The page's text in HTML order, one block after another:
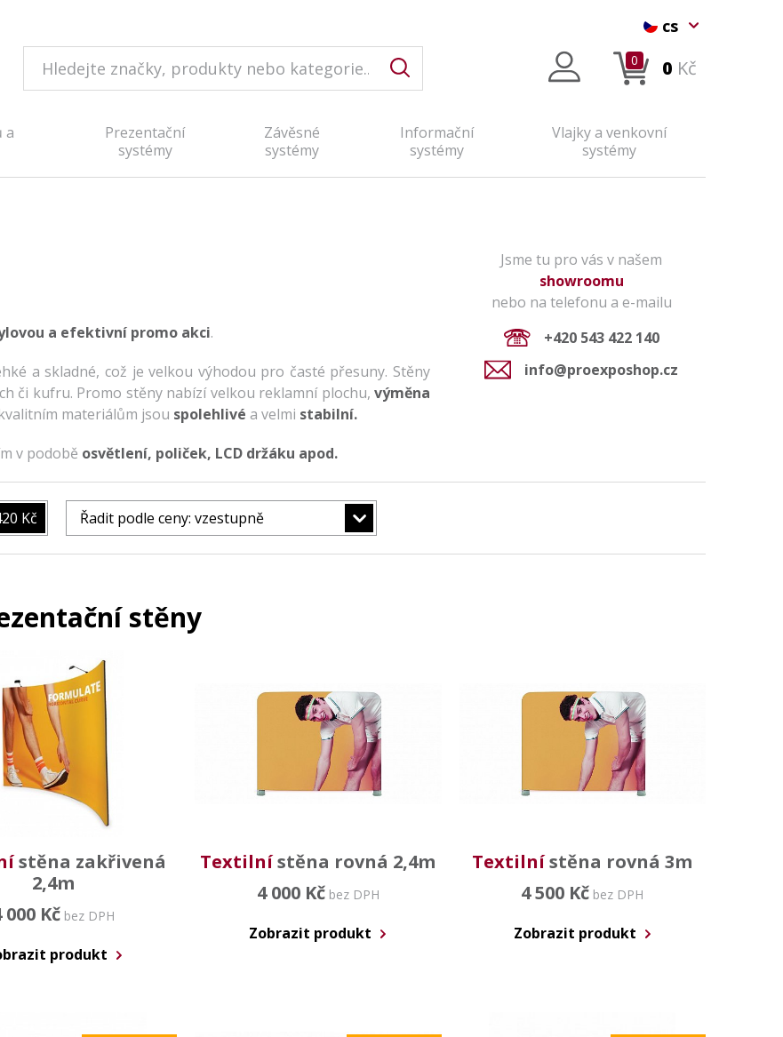
0 0 Kč
cs
a
Prezentační
systémy
Závěsné
systémy
Informační
systémy
Vlajky a venkovní
systémy
a efektivní promo akci.
a skladné, což je velkou výhodou pro časté přesuny. Stěny
či kufru. Promo stěny nabízí velkou reklamní plochu, výměna
materiálům jsou spolehlivé a velmi stabilní.
v podobě osvětlení, poliček, LCD držáku apod.
Jsme tu pro vás v našem
showroomu
nebo na telefonu a e-mailu
+420 543 422 140
info@proexposhop.cz
Kč Řadit podle ceny: vzestupně
stěny
stěna zakřivená
2,4m
000 Kč bez DPH
produkt
Textilnístěna rovná 2,4m
4 000 Kčbez DPH
Zobrazit produkt
Textilnístěna rovná 3m
4 500 Kč bez DPH
Zobrazit produkt